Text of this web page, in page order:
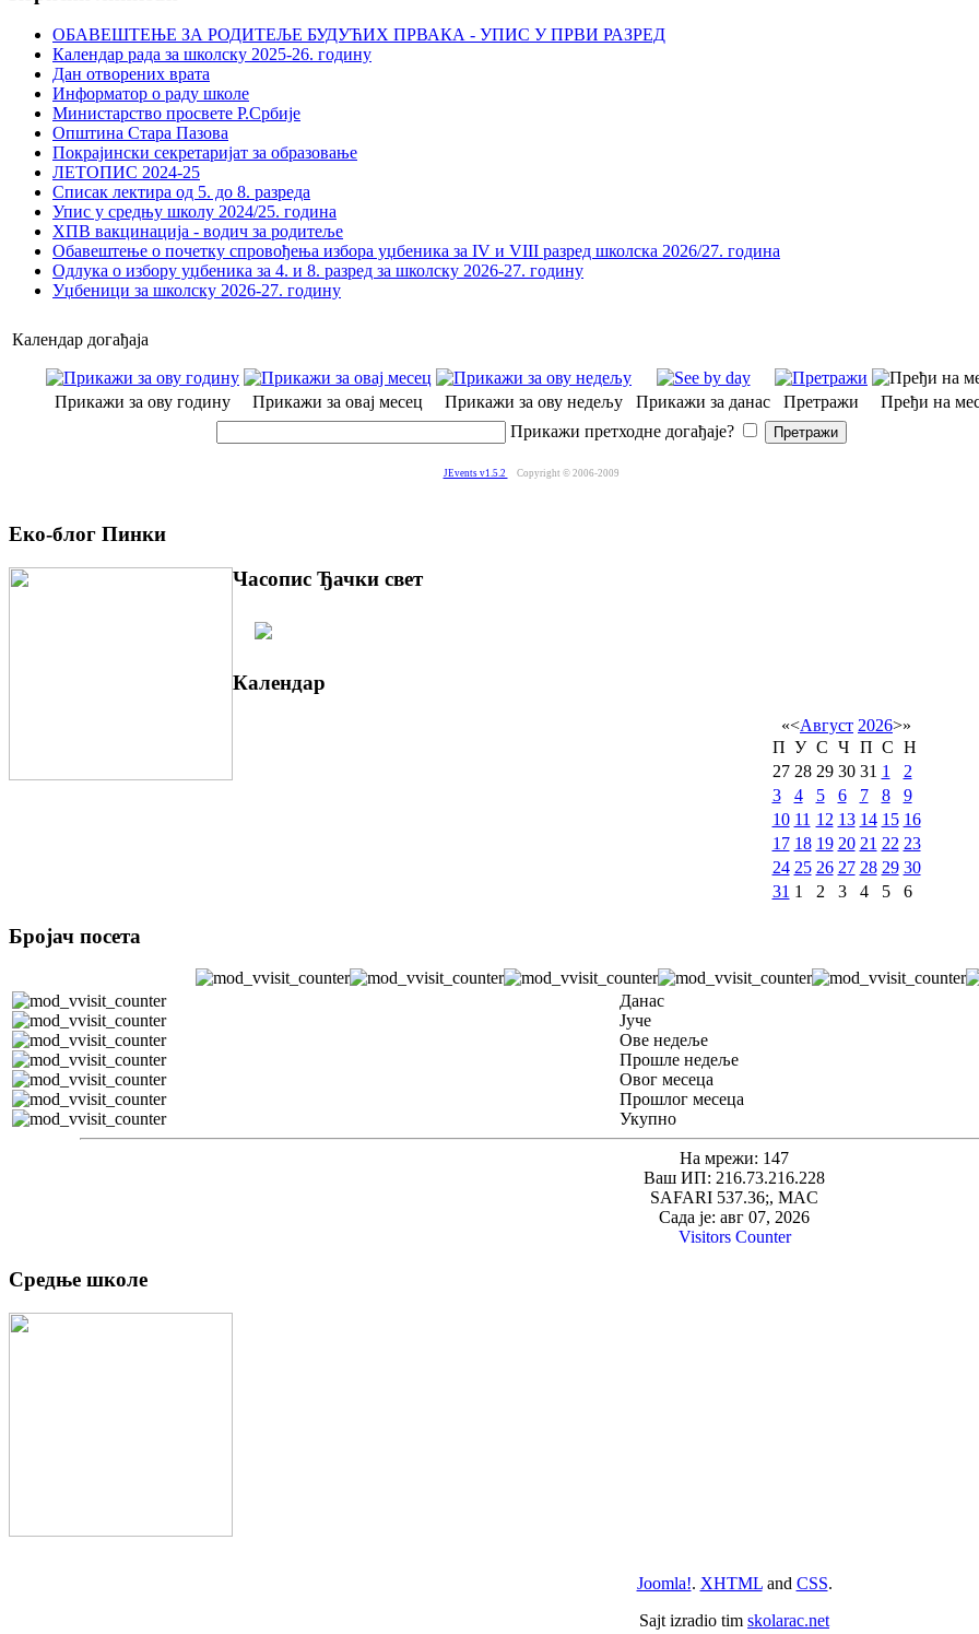
ОБАВЕШТЕЊЕ ЗА РОДИТЕЉЕ БУДУЋИХ ПРВАКА - УПИС У ПРВИ РАЗРЕД
Календар рада за школску 2025-26. годину
Дан отворених врата
Информатор о раду школе
Министарство просвете Р.Србије
Општина Стара Пазова
Покрајински секретаријат за образовање
ЛЕТОПИС 2024-25
Списак лектира од 5. до 8. разреда
Упис у средњу школу 2024/25. година
ХПВ вакцинација - водич за родитеље
Обавештење о почетку спровођења избора уџбеника за IV и VIII разред школска 2026/27. година
Одлука о избору уџбеника за 4. и 8. разред за школску 2026-27. годину
Уџбеници за школску 2026-27. годину
Календар догађаја
Прикажи за ову годину Прикажи за овај месец Прикажи за ову недељу Прикажи за данас Претражи
Пређи на
Прикажи претходне догађаје?
JEvents v1.5.2 Copyright © 2006-2009
Еко-блог Пинки
Часопис Ђачки свет
Календар
«<Август 2026>»
П У С Ч П С Н
27 28 29 30 31 1
2
3
4 5 6 7 8
9
10 11 12 13 14 15 16
17 18 19 20 21 22 23
24 25 26 27 28 29 30
31 1 2 3 4 5 6
Бројач посета
Данас
Јуче
Ове недеље
Прошле недеље
Овог месеца
Прошлог месеца
Укупно
На мрежи: 147
Ваш ИП: 216.73.216.228
SAFARI 537.36;, MAC
Сада је: авг 07, 2026
Visitors Counter
Средње школе
Joomla!. XHTMLand CSS.
Sajt izradio tim skolarac.net